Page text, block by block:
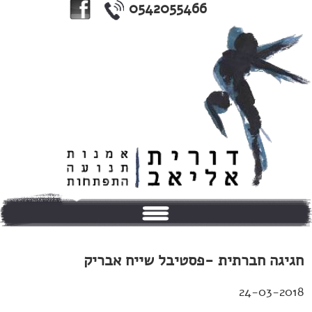
0542055466
טיפולים
חגיגה חברתית -פסטיבל שייח אבריק
24-03-2018